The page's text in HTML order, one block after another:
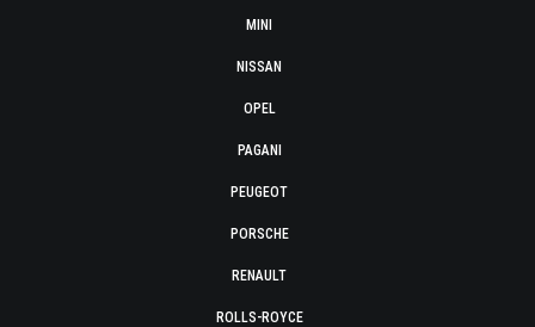
MINI
NISSAN
OPEL
PAGANI
PEUGEOT
PORSCHE
RENAULT
ROLLS-ROYCE